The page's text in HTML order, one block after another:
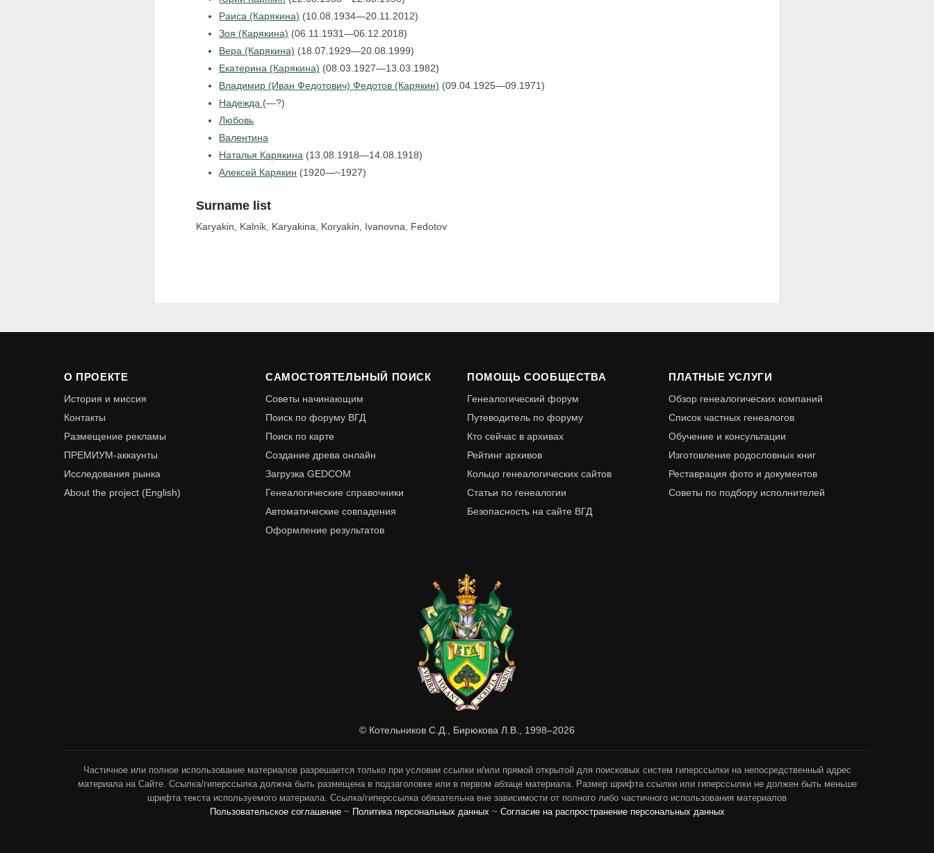
Раиса (Карякина) (10.08.1934—20.11.2012)
Зоя (Карякина) (06.11.1931—06.12.2018)
Вера (Карякина) (18.07.1929—20.08.1999)
Екатерина (Карякина) (08.03.1927—13.03.1982)
Владимир (Иван Федотович) Федотов (Карякин) (09.04.1925—09.1971)
Надежда (—?)
Любовь
Валентина
Наталья Карякина (13.08.1918—14.08.1918)
Алексей Карякин (1920—~1927)
Surname list
Karyakin, Kalnik, Karyakina, Koryakin, Ivanovna, Fedotov
О ПРОЕКТЕ
История и миссия
Контакты
Размещение рекламы
ПРЕМИУМ-аккаунты
Исследования рынка
About the project (English)
САМОСТОЯТЕЛЬНЫЙ ПОИСК
Советы начинающим
Поиск по форуму ВГД
Поиск по карте
Создание древа онлайн
Загрузка GEDCOM
Генеалогические справочники
Автоматические совпадения
Оформление результатов
ПОМОЩЬ СООБЩЕСТВА
Генеалогический форум
Путеводитель по форуму
Кто сейчас в архивах
Рейтинг архивов
Кольцо генеалогических сайтов
Статьи по генеалогии
Безопасность на сайте ВГД
ПЛАТНЫЕ УСЛУГИ
Обзор генеалогических компаний
Список частных генеалогов
Обучение и консультации
Изготовление родословных книг
Реставрация фото и документов
Советы по подбору исполнителей
© Котельников С.Д., Бирюкова Л.В., 1998–2026
Частичное или полное использование материалов разрешается только при условии ссылки и/или прямой открытой для поисковых систем гиперссылки на непосредственный адрес
материала на Сайте. Ссылка/гиперссылка должна быть размещена в подзаголовке или в первом абзаце материала. Размер шрифта ссылки или гиперссылки не должен быть меньше
шрифта текста используемого материала. Ссылка/гиперссылка обязательна вне зависимости от полного либо частичного использования материалов
Пользовательское соглашение~ Политика персональных данных ~ Согласие на распространение персональных данных